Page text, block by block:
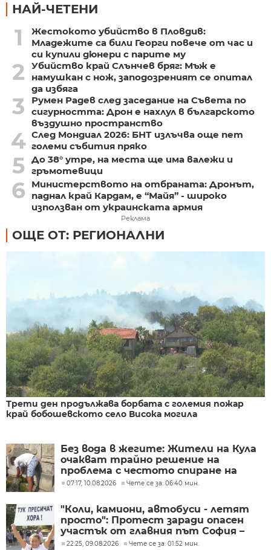
НАЙ-ЧЕТЕНИ
1
Жестокото убийство в Пловдив:
Младежите са били Георги повече от час и
си купили дюнери с парите му
2
Убийство край Слънчев бряг: Мъж е
намушкан с нож, заподозреният се опитал
да избяга
3
Румен Радев след заседание на Съвета по
сигурността: Дрон е нахлул в българското
въздушно пространство
4 След Мондиал 2026: БНТ излъчва още пет
големи събития пряко
5 До 38° утре, на места ще има валежи и
гръмотевици
6
Министерството на отбраната: Дронът,
паднал край Кардам, е “Майя” - широко
използван от украинската армия
Реклама
ОЩЕ ОТ: РЕГИОНАЛНИ
Трети ден продължава борбата с големия пожар
край бобошевското село Висока могила
Без вода в жегите: Жители на Кула
очакват трайно решение на
проблема с честото спиране на
водоподаването
07:17, 10.08.2026 Чете се за: 06:40 мин.
"Коли, камиони, автобуси - летят
просто": Протест заради опасен
участък от главния път София –
Варна
22:25, 09.08.2026 Чете се за: 01:52 мин.